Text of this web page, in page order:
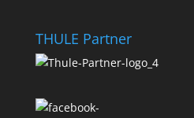
THULE Partner